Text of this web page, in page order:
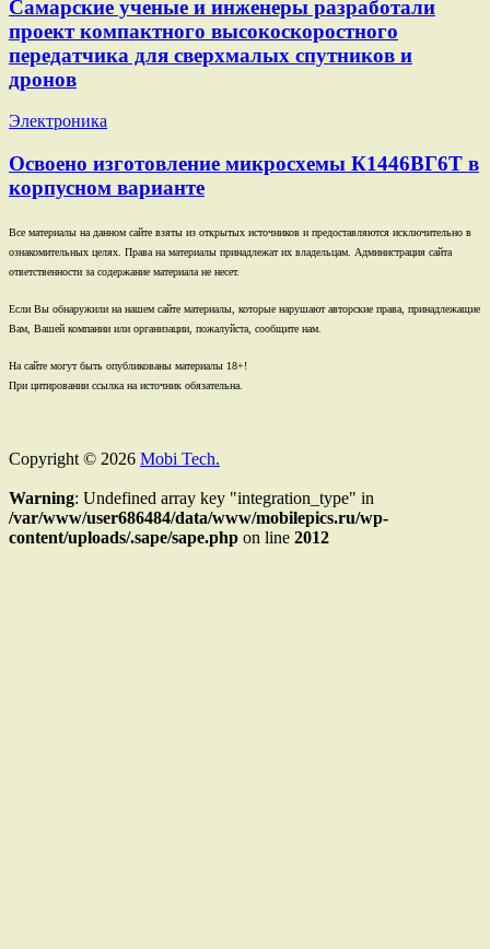
Самарские ученые и инженеры разработали
проект компактного высокоскоростного
передатчика для сверхмалых спутников и
дронов
Электроника
Освоено изготовление микросхемы К1446ВГ6Т в
корпусном варианте
Все материалы на данном сайте взяты из открытых источников и предоставляются исключительно в
ознакомительных целях. Права на материалы принадлежат их владельцам. Администрация сайта
ответственности за содержание материала не несет.
Если Вы обнаружили на нашем сайте материалы, которые нарушают авторские права, принадлежащие
Вам, Вашей компании или организации, пожалуйста, сообщите нам.
На сайте могут быть опубликованы материалы 18+!
При цитировании ссылка на источник обязательна.
Copyright © 2026 Mobi Tech.
Warning: Undefined array key "integration_type" in
/var/www/user686484/data/www/mobilepics.ru/wp-
content/uploads/.sape/sape.php on line 2012